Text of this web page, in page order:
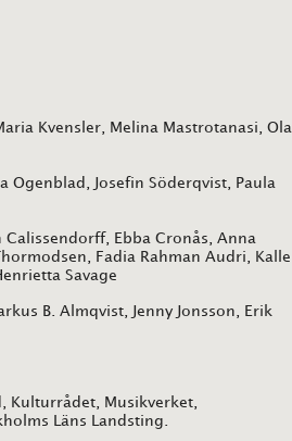
Kvensler, Melina Mastrotanasi, Ola
Ogenblad, Josefin Söderqvist, Paula
Calissendorff, Ebba Cronås, Anna
Fadia Rahman Audri, Kalle
Savage
B. Almqvist, Jenny Jonsson, Erik
Kulturrådet, Musikverket,
Läns Landsting.